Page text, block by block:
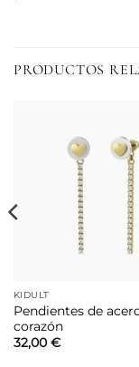
PRODUCTOS
KIDULT
Pendientes de
corazón
32,00 €